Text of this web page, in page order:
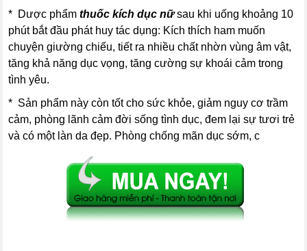
* Dược phẩmthuốc kích dục nữsau khi uống khoảng 10
phút bắt đầu phát huy tác dụng: Kích thích ham muốn
chuyện giường chiếu, tiết ra nhiều chất nhờn vùng âm vật,
tăng khả năng dục vọng, tăng cường sự khoái cảm trong
tình yêu.
* Sản phẩm này còn tốt cho sức khỏe, giảm nguy cơ trầm
cảm, phòng lãnh cảm đời sống tình dục, đem lại sự tươi trẻ
và có một làn da đẹp. Phòng chống mãn dục sớm, c